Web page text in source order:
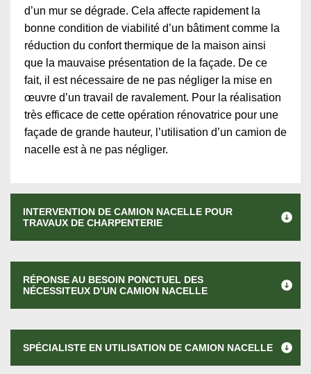
d’un mur se dégrade. Cela affecte rapidement la
bonne condition de viabilité d’un bâtiment comme la
réduction du confort thermique de la maison ainsi
que la mauvaise présentation de la façade. De ce
fait, il est nécessaire de ne pas négliger la mise en
œuvre d’un travail de ravalement. Pour la réalisation
très efficace de cette opération rénovatrice pour une
façade de grande hauteur, l’utilisation d’un camion de
nacelle est à ne pas négliger.
INTERVENTION DE CAMION NACELLE POUR
TRAVAUX DE CHARPENTERIE
RÉPONSE AU BESOIN PONCTUEL DES
NÉCESSITEUX D’UN CAMION NACELLE
SPÉCIALISTE EN UTILISATION DE CAMION NACELLE